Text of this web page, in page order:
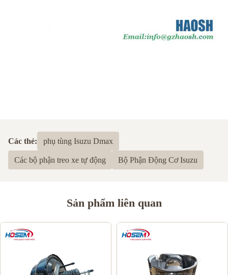
Các thẻ: phụ tùng Isuzu Dmax
Các bộ phận treo xe tự động Bộ Phận Động Cơ Isuzu
Sản phẩm liên quan